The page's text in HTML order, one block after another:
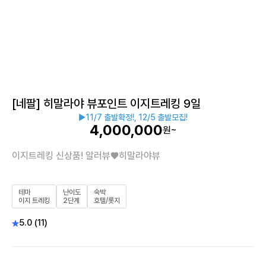
[네팔] 히말라야 뷰포인트 이지트레킹 9일
▶11/7 출발확정!, 12/5 출발모집!
4,000,000원~
이지트레킹 신상품! 알러뷰♥히말라야뷰
테마
이지 트레킹
난이도
2단계
숙박
호텔/롯지
5.0 (11)